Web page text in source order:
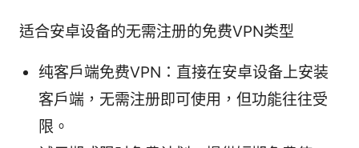
适合安卓设备的无需注册的免费VPN类型
纯客户端免费VPN：直接在安卓设备上安装
客户端，无需注册即可使用，但功能往往受
限。